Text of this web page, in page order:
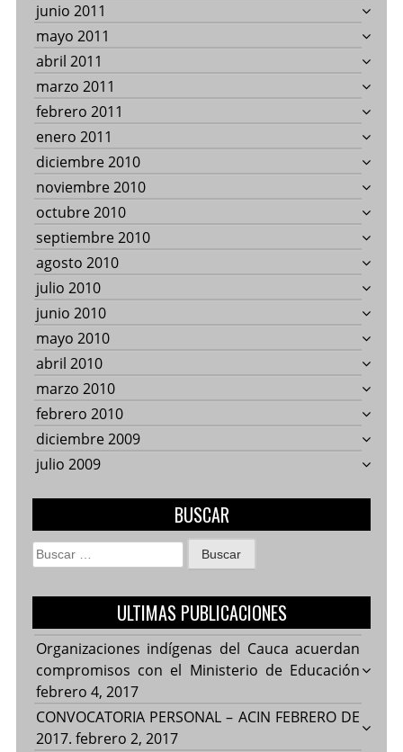
junio 2011
mayo 2011
abril 2011
marzo 2011
febrero 2011
enero 2011
diciembre 2010
noviembre 2010
octubre 2010
septiembre 2010
agosto 2010
julio 2010
junio 2010
mayo 2010
abril 2010
marzo 2010
febrero 2010
diciembre 2009
julio 2009
BUSCAR
Buscar:
ULTIMAS PUBLICACIONES
Organizaciones indígenas del Cauca acuerdan
compromisos con el Ministerio de Educación
febrero 4, 2017
CONVOCATORIA PERSONAL – ACIN FEBRERO DE
2017. febrero 2, 2017